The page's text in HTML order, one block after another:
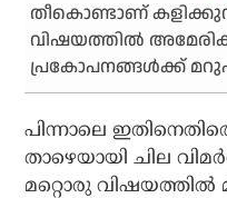
തീകൊണ്ടാണ്
വിഷയത്തില്‍
പ്രകോപനങ്ങള്‍ക്ക്
പിന്നാലെ
താഴെയായി ചില
മറ്റൊരു വിഷയത്തില്‍